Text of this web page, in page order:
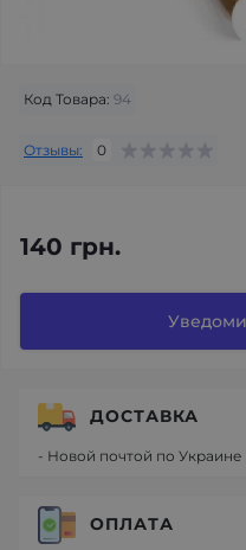
Код Товара: 94
Отзывы: 0
140 грн.
ДОСТАВКА
- Новой почтой по Украине
ОПЛАТА